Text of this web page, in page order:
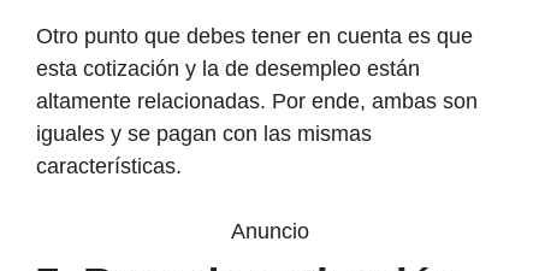
Otro punto que debes tener en cuenta es que
esta cotización y la de desempleo están
altamente relacionadas. Por ende, ambas son
iguales y se pagan con las mismas
características.
Anuncio